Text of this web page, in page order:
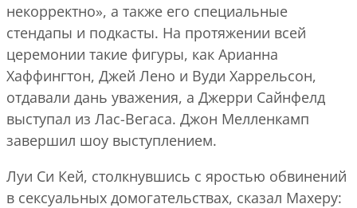
некорректно», а также его специальные
стендапы и подкасты. На протяжении всей
церемонии такие фигуры, как Арианна
Хаффингтон, Джей Лено и Вуди Харрельсон,
отдавали дань уважения, а Джерри Сайнфелд
выступал из Лас-Вегаса. Джон Мелленкамп
завершил шоу выступлением.
Луи Си Кей, столкнувшись с яростью обвинений
в сексуальных домогательствах, сказал Махеру: